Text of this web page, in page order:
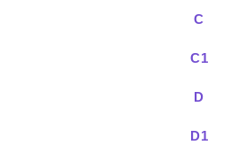
C
C1
D
D1